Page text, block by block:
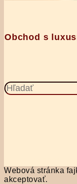
Obchod s
Search
this
Webová stránka
akceptovať.